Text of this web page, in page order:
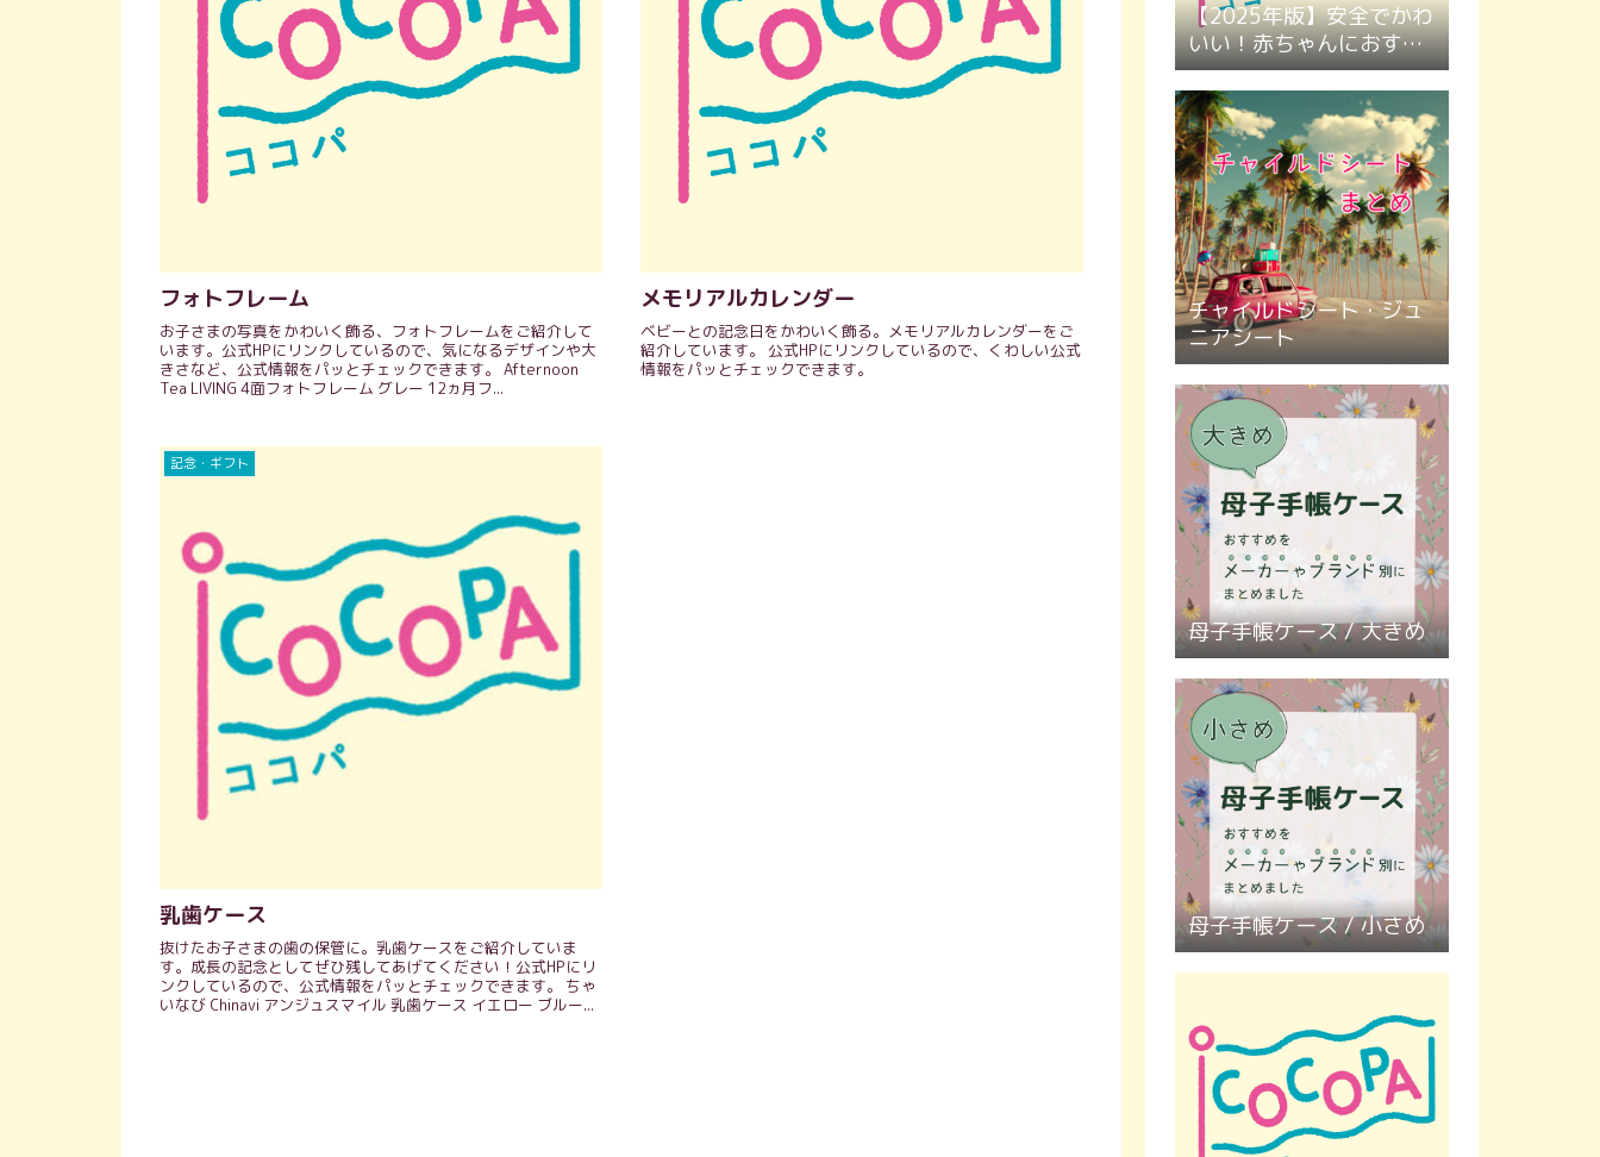
フォトフレーム
お子さまの写真をかわいく飾る、フォトフレームをご紹介して
います。公式HPにリンクしているので、気になるデザインや大
きさなど、公式情報をパッとチェックできます。 Afternoon
Tea LIVING 4面フォトフレーム グレー 12ヵ月フ...
メモリアルカレンダー
ベビーとの記念日をかわいく飾る。メモリアルカレンダーをご
紹介しています。 公式HPにリンクしているので、くわしい公式
情報をパッとチェックできます。
記念・ギフト
乳歯ケース
抜けたお子さまの歯の保管に。乳歯ケースをご紹介していま
す。成長の記念としてぜひ残してあげてください！公式HPにリ
ンクしているので、公式情報をパッとチェックできます。 ちゃ
いなび Chinavi アンジュスマイル 乳歯ケース イエロー ブルー...
【2025年版】安全でかわ
いい！赤ちゃんにおすす
めのカラーボール４選｜
ボールプールにもぴった
り
チャイルドシート・ジュ
ニアシート
母子手帳ケース / 大きめ
母子手帳ケース / 小さめ